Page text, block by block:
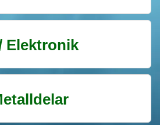
Elektronik